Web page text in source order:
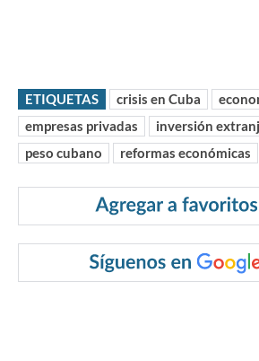
ETIQUETAS crisis en Cuba
empresas privadas
inversión
peso cubano
reformas económicas